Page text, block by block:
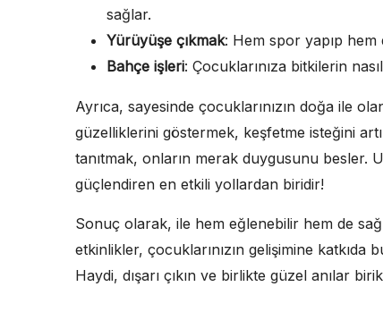
sağlar.
Yürüyüşe çıkmak: Hem spor yapıp hem
Bahçe işleri: Çocuklarınıza bitkilerin
Ayrıca, sayesinde çocuklarınızın doğa ile
güzelliklerini göstermek, keşfetme isteğini
tanıtmak, onların merak duygusunu besler.
güçlendiren en etkili yollardan biridir!
Sonuç olarak, ile hem eğlenebilir hem de
etkinlikler, çocuklarınızın gelişimine katkıda
Haydi, dışarı çıkın ve birlikte güzel anılar